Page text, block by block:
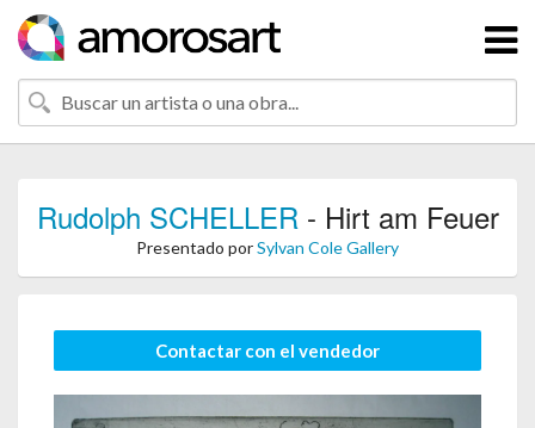
Rudolph SCHELLER- Hirt am Feuer
Presentado porSylvan Cole Gallery
Contactar con el vendedor